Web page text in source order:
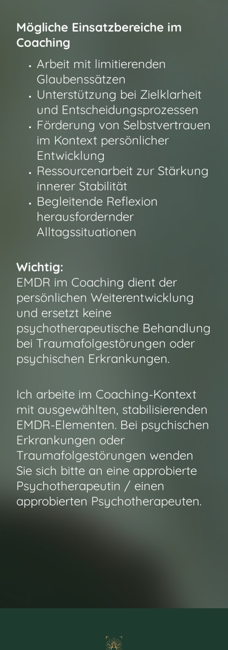
Mögliche Einsatzbereiche im
Coaching
Arbeit mit limitierenden
Glaubenssätzen
Unterstützung bei Zielklarheit
und Entscheidungsprozessen
Förderung von Selbstvertrauen
im Kontext persönlicher
Entwicklung
Ressourcenarbeit zur Stärkung
innerer Stabilität
Begleitende Reflexion
herausfordernder
Alltagssituationen
Wichtig:
EMDR im Coaching dient der
persönlichen Weiterentwicklung
und ersetzt keine
psychotherapeutische Behandlung
bei Traumafolgestörungen oder
psychischen Erkrankungen.
Ich arbeite im Coaching-Kontext
mit ausgewählten, stabilisierenden
EMDR-Elementen. Bei psychischen
Erkrankungen oder
Traumafolgestörungen wenden
Sie sich bitte an eine approbierte
Psychotherapeutin / einen
approbierten Psychotherapeuten.